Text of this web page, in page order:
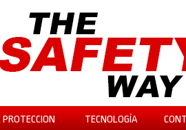
TECNOLOGÍA